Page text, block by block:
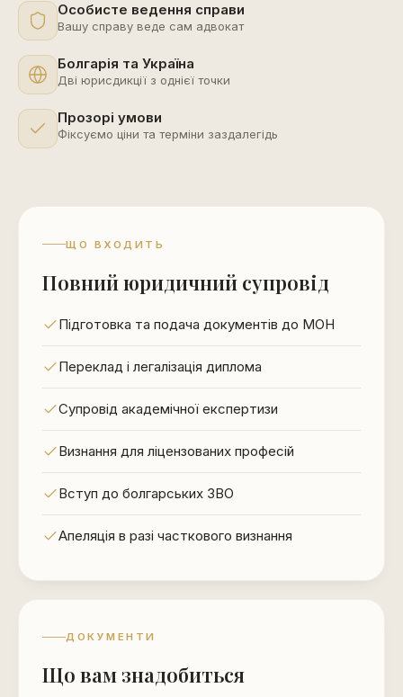
Особисте ведення справи
Вашу справу веде сам адвокат
Болгарія та Україна
Дві юрисдикції з однієї точки
Прозорі умови
Фіксуємо ціни та терміни заздалегідь
ЩО ВХОДИТЬ
Повний юридичний супровід
Підготовка та подача документів до МОН
Переклад і легалізація диплома
Супровід академічної експертизи
Визнання для ліцензованих професій
Вступ до болгарських ЗВО
Апеляція в разі часткового визнання
ДОКУМЕНТИ
Що вам знадобиться